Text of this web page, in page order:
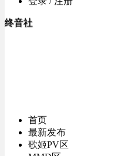
终音社
首页
最新发布
歌姬PV区